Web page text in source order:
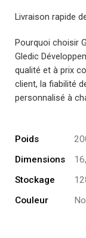
Livraison rapide
Pourquoi choisir
Gledic
qualité et à prix
client, la fiabilité
personnalisé à
Poids
Dimensions
Stockage
Couleur